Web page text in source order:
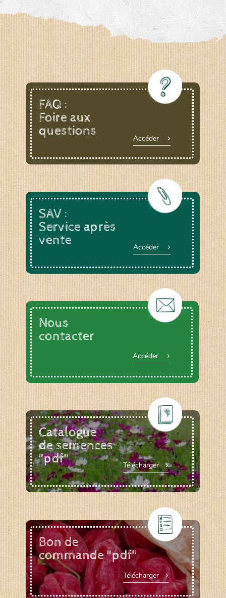
FAQ :
Foire aux
questions
Accéder
SAV :
Service après
vente
Accéder
Nous
contacter
Accéder
Catalogue
de semences
"pdf"
Télécharger
Bon de
commande "pdf"
Télécharger